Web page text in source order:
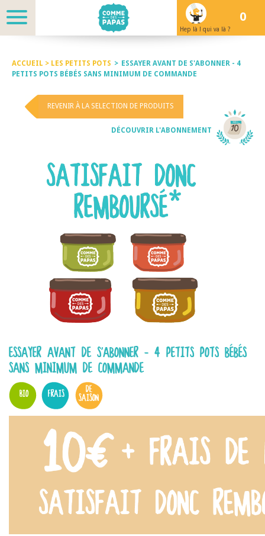
Hep là ! qui va là ?
0
ACCUEIL > LES PETITS POTS > ESSAYER AVANT DE S'ABONNER - 4
PETITS POTS BÉBÉS SANS MINIMUM DE COMMANDE
REVENIR À LA SELECTION DE PRODUITS
DÉCOUVRIR L'ABONNEMENT
ESSAYER AVANT DE S'ABONNER - 4 PETITS POTS BÉBÉS
SANS MINIMUM DE COMMANDE
BIO FRAIS
DE
SAISON